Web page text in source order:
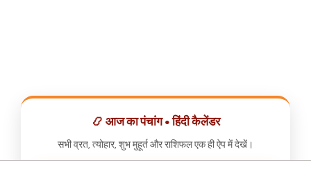
📿 आज का पंचांग • हिंदी कैलेंडर
सभी व्रत, त्योहार, शुभ मुहूर्त और राशिफल एक ही ऐप में देखें।